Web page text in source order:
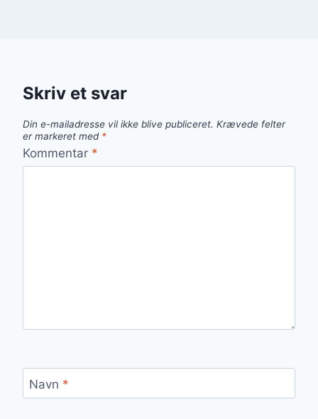
Skriv et svar
Din e-mailadresse vil ikke blive publiceret. Krævede felter
er markeret med *
Kommentar *
Navn *